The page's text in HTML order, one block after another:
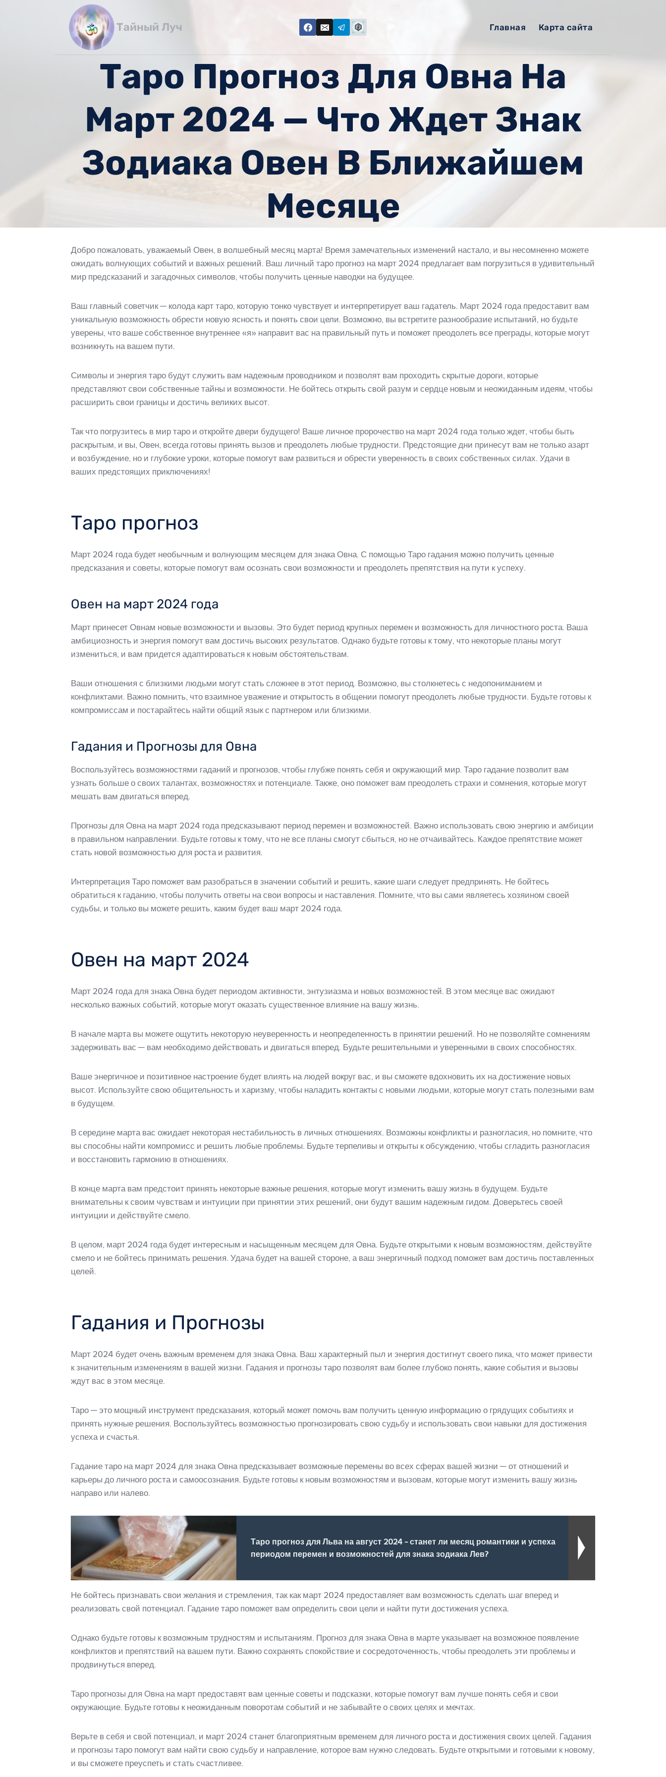
Тайный Луч Главная Карта сайта
Таро Прогноз Для Овна На
Март 2024 — Что Ждет Знак
Зодиака Овен В Ближайшем
Месяце
Добро пожаловать, уважаемый Овен, в волшебный месяц марта! Время замечательных изменений настало, и вы несомненно можете
ожидать волнующих событий и важных решений. Ваш личный таро прогноз на март 2024 предлагает вам погрузиться в удивительный
мир предсказаний и загадочных символов, чтобы получить ценные наводки на будущее.
Ваш главный советчик — колода карт таро, которую тонко чувствует и интерпретирует ваш гадатель. Март 2024 года предоставит вам
уникальную возможность обрести новую ясность и понять свои цели. Возможно, вы встретите разнообразие испытаний, но будьте
уверены, что ваше собственное внутреннее «я» направит вас на правильный путь и поможет преодолеть все преграды, которые могут
возникнуть на вашем пути.
Символы и энергия таро будут служить вам надежным проводником и позволят вам проходить скрытые дороги, которые
представляют свои собственные тайны и возможности. Не бойтесь открыть свой разум и сердце новым и неожиданным идеям, чтобы
расширить свои границы и достичь великих высот.
Так что погрузитесь в мир таро и откройте двери будущего! Ваше личное пророчество на март 2024 года только ждет, чтобы быть
раскрытым, и вы, Овен, всегда готовы принять вызов и преодолеть любые трудности. Предстоящие дни принесут вам не только азарт
и возбуждение, но и глубокие уроки, которые помогут вам развиться и обрести уверенность в своих собственных силах. Удачи в
ваших предстоящих приключениях!
Таро прогноз
Март 2024 года будет необычным и волнующим месяцем для знака Овна. С помощью Таро гадания можно получить ценные
предсказания и советы, которые помогут вам осознать свои возможности и преодолеть препятствия на пути к успеху.
Овен на март 2024 года
Март принесет Овнам новые возможности и вызовы. Это будет период крупных перемен и возможность для личностного роста. Ваша
амбициозность и энергия помогут вам достичь высоких результатов. Однако будьте готовы к тому, что некоторые планы могут
измениться, и вам придется адаптироваться к новым обстоятельствам.
Ваши отношения с близкими людьми могут стать сложнее в этот период. Возможно, вы столкнетесь с недопониманием и
конфликтами. Важно помнить, что взаимное уважение и открытость в общении помогут преодолеть любые трудности. Будьте готовы к
компромиссам и постарайтесь найти общий язык с партнером или близкими.
Гадания и Прогнозы для Овна
Воспользуйтесь возможностями гаданий и прогнозов, чтобы глубже понять себя и окружающий мир. Таро гадание позволит вам
узнать больше о своих талантах, возможностях и потенциале. Также, оно поможет вам преодолеть страхи и сомнения, которые могут
мешать вам двигаться вперед.
Прогнозы для Овна на март 2024 года предсказывают период перемен и возможностей. Важно использовать свою энергию и амбиции
в правильном направлении. Будьте готовы к тому, что не все планы смогут сбыться, но не отчаивайтесь. Каждое препятствие может
стать новой возможностью для роста и развития.
Интерпретация Таро поможет вам разобраться в значении событий и решить, какие шаги следует предпринять. Не бойтесь
обратиться к гаданию, чтобы получить ответы на свои вопросы и наставления. Помните, что вы сами являетесь хозяином своей
судьбы, и только вы можете решить, каким будет ваш март 2024 года.
Овен на март 2024
Март 2024 года для знака Овна будет периодом активности, энтузиазма и новых возможностей. В этом месяце вас ожидают
несколько важных событий, которые могут оказать существенное влияние на вашу жизнь.
В начале марта вы можете ощутить некоторую неуверенность и неопределенность в принятии решений. Но не позволяйте сомнениям
задерживать вас — вам необходимо действовать и двигаться вперед. Будьте решительными и уверенными в своих способностях.
Ваше энергичное и позитивное настроение будет влиять на людей вокруг вас, и вы сможете вдохновить их на достижение новых
высот. Используйте свою общительность и харизму, чтобы наладить контакты с новыми людьми, которые могут стать полезными вам
в будущем.
В середине марта вас ожидает некоторая нестабильность в личных отношениях. Возможны конфликты и разногласия, но помните, что
вы способны найти компромисс и решить любые проблемы. Будьте терпеливы и открыты к обсуждению, чтобы сгладить разногласия
и восстановить гармонию в отношениях.
В конце марта вам предстоит принять некоторые важные решения, которые могут изменить вашу жизнь в будущем. Будьте
внимательны к своим чувствам и интуиции при принятии этих решений, они будут вашим надежным гидом. Доверьтесь своей
интуиции и действуйте смело.
В целом, март 2024 года будет интересным и насыщенным месяцем для Овна. Будьте открытыми к новым возможностям, действуйте
смело и не бойтесь принимать решения. Удача будет на вашей стороне, а ваш энергичный подход поможет вам достичь поставленных
целей.
Гадания и Прогнозы
Март 2024 будет очень важным временем для знака Овна. Ваш характерный пыл и энергия достигнут своего пика, что может привести
к значительным изменениям в вашей жизни. Гадания и прогнозы таро позволят вам более глубоко понять, какие события и вызовы
ждут вас в этом месяце.
Таро — это мощный инструмент предсказания, который может помочь вам получить ценную информацию о грядущих событиях и
принять нужные решения. Воспользуйтесь возможностью прогнозировать свою судьбу и использовать свои навыки для достижения
успеха и счастья.
Гадание таро на март 2024 для знака Овна предсказывает возможные перемены во всех сферах вашей жизни — от отношений и
карьеры до личного роста и самоосознания. Будьте готовы к новым возможностям и вызовам, которые могут изменить вашу жизнь
направо или налево.
Таро прогноз для Льва на август 2024 - станет ли месяц романтики и успеха
периодом перемен и возможностей для знака зодиака Лев?
Не бойтесь признавать свои желания и стремления, так как март 2024 предоставляет вам возможность сделать шаг вперед и
реализовать свой потенциал. Гадание таро поможет вам определить свои цели и найти пути достижения успеха.
Однако будьте готовы к возможным трудностям и испытаниям. Прогноз для знака Овна в марте указывает на возможное появление
конфликтов и препятствий на вашем пути. Важно сохранять спокойствие и сосредоточенность, чтобы преодолеть эти проблемы и
продвинуться вперед.
Таро прогнозы для Овна на март предоставят вам ценные советы и подсказки, которые помогут вам лучше понять себя и свои
окружающие. Будьте готовы к неожиданным поворотам событий и не забывайте о своих целях и мечтах.
Верьте в себя и свой потенциал, и март 2024 станет благоприятным временем для личного роста и достижения своих целей. Гадания
и прогнозы таро помогут вам найти свою судьбу и направление, которое вам нужно следовать. Будьте открытыми и готовыми к новому,
и вы сможете преуспеть и стать счастливее.